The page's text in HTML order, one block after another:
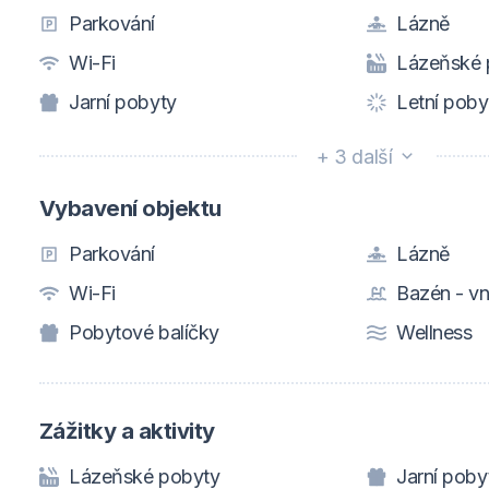
Parkování
Lázně
Wi-Fi
Lázeňské
Jarní pobyty
Letní
+ 3 další
Vybavení objektu
Parkování
Lázně
Wi-Fi
Bazén -
Pobytové balíčky
Wellness
Zážitky a aktivity
Lázeňské pobyty
Jarní